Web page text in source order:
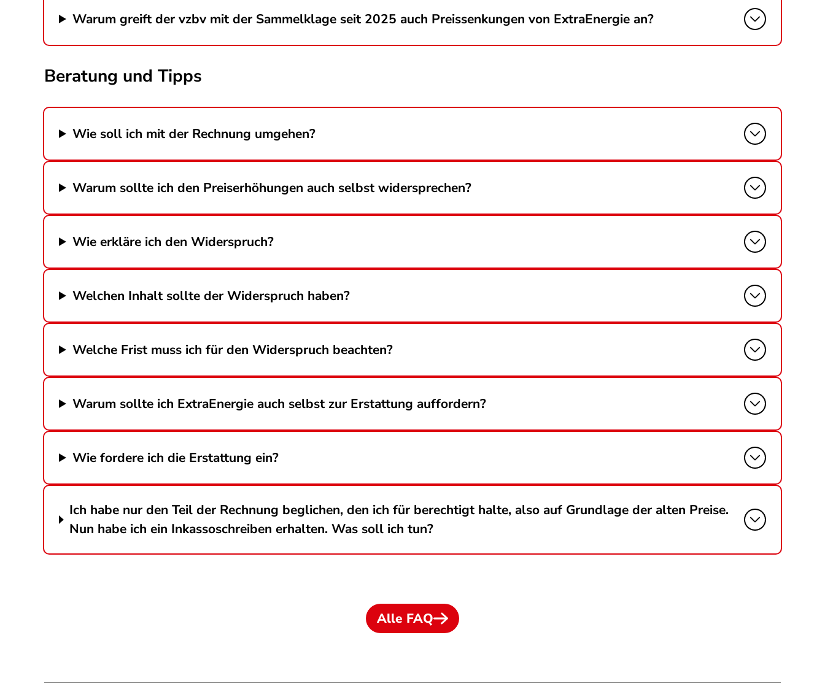
Warum greift der vzbv mit der Sammelklage seit 2025 auch Preissenkungen von ExtraEnergie an?
Beratung und Tipps
Wie soll ich mit der Rechnung umgehen?
Warum sollte ich den Preiserhöhungen auch selbst widersprechen?
Wie erkläre ich den Widerspruch?
Welchen Inhalt sollte der Widerspruch haben?
Welche Frist muss ich für den Widerspruch beachten?
Warum sollte ich ExtraEnergie auch selbst zur Erstattung auffordern?
Wie fordere ich die Erstattung ein?
Ich habe nur den Teil der Rechnung beglichen, den ich für berechtigt halte, also auf Grundlage der alten Preise.
Nun habe ich ein Inkassoschreiben erhalten. Was soll ich tun?
Alle FAQ